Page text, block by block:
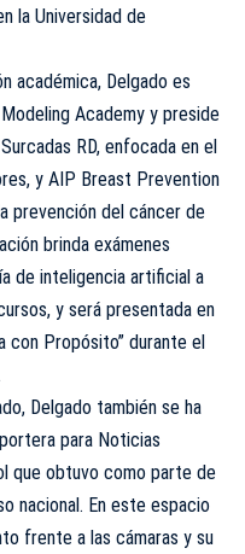
la Universidad de
académica, Delgado es
Academy y preside
RD, enfocada en el
y AIP Breast Prevention
prevención del cáncer de
brinda exámenes
de inteligencia artificial a
y será presentada en
con Propósito” durante el
Delgado también se ha
para Noticias
que obtuvo como parte de
nacional. En este espacio
frente a las cámaras y su